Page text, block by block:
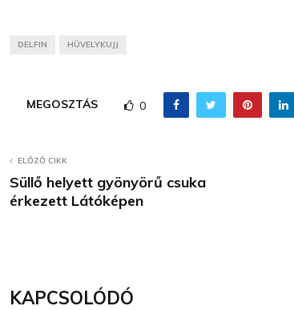
DELFIN HÜVELYKUJJ
MEGOSZTÁS 0
ELŐZŐ CIKK
Süllő helyett gyönyörű csuka
érkezett Látóképen
KAPCSOLÓDÓ